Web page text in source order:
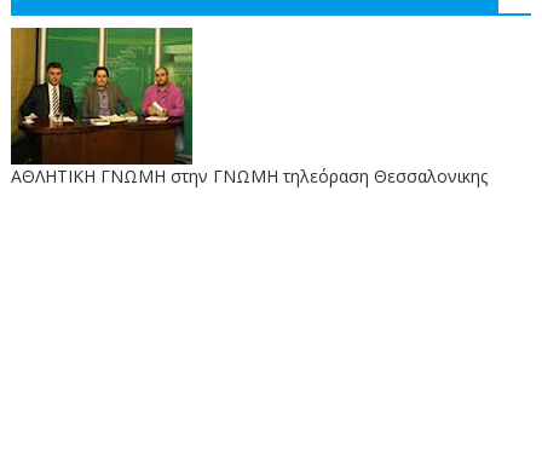
ΑΘΛΗΤΙΚΗ ΓΝΩΜΗ στην ΓΝΩΜΗ τηλεόραση Θεσσαλονικης